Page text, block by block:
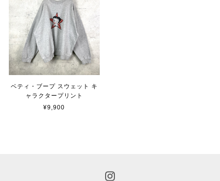
ベティ・ブープ スウェット キ
ャラクタープリント
¥9,900